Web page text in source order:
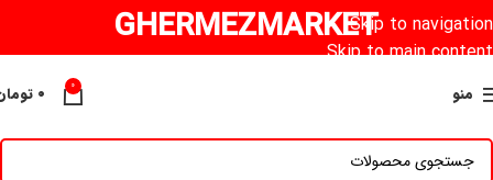
Skip to navigation
Skip to main content
GHERMEZMARKET
منو 0 ۰